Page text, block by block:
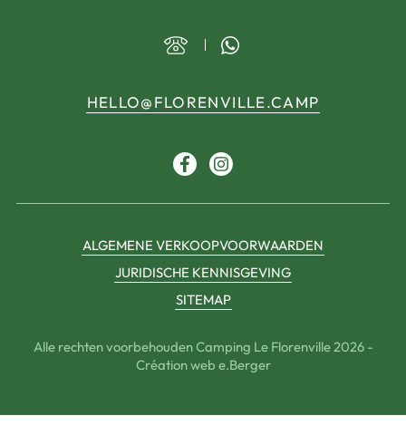
HELLO@FLORENVILLE.CAMP
ALGEMENE VERKOOPVOORWAARDEN
JURIDISCHE KENNISGEVING
SITEMAP
Alle rechten voorbehouden Camping Le Florenville 2026 -
Création web e.Berger